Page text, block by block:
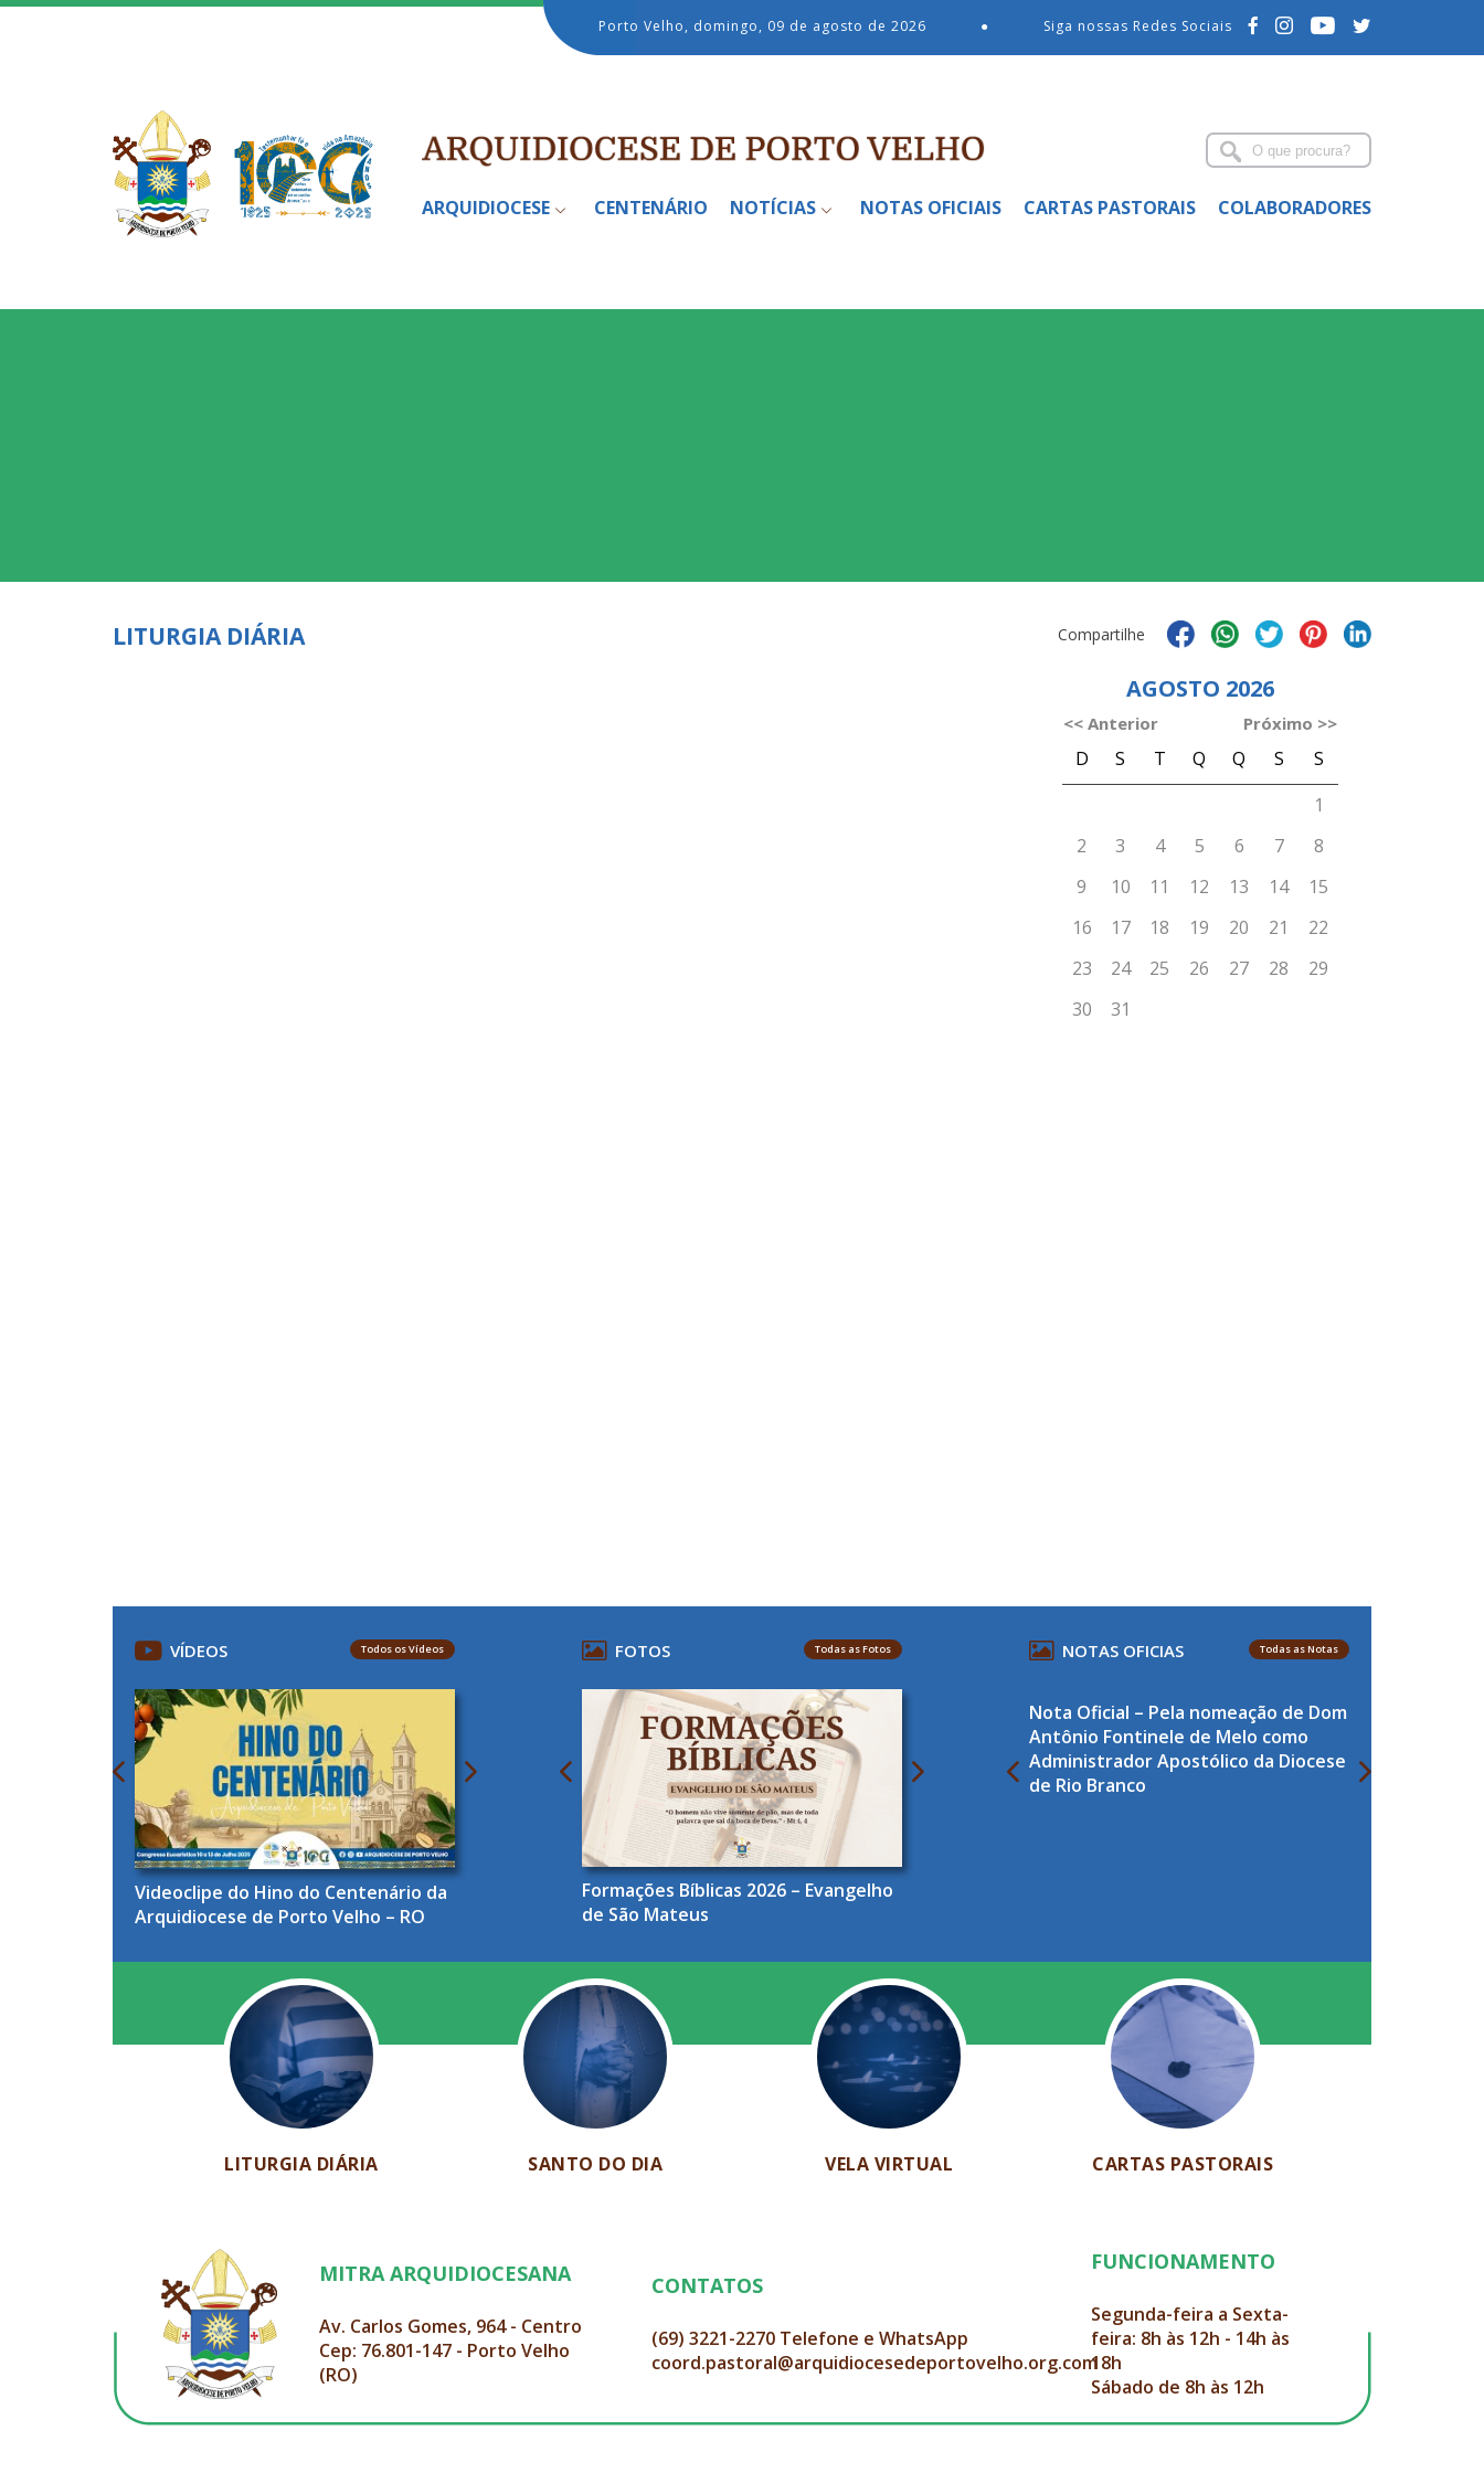
Porto Velho, domingo, 09 de agosto de 2026 ● Siga nossas Redes Sociais
ARQUIDIOCESE CENTENÁRIO NOTÍCIAS NOTAS OFICIAIS CARTAS PASTORAIS COLABORADORES
LITURGIA DIÁRIA Compartilhe
VÍDEOS Todos os Vídeos
Videoclipe do Hino do Centenário da
Arquidiocese de Porto Velho – RO
FOTOS Todas as Fotos
Formações Bíblicas 2026 – Evangelho
de São Mateus
NOTAS OFICIAS Todas as Notas
Nota Oficial – Pela nomeação de Dom
Antônio Fontinele de Melo como
Administrador Apostólico da Diocese
de Rio Branco
LITURGIA DIÁRIA SANTO DO DIA VELA VIRTUAL CARTAS PASTORAIS
MITRA ARQUIDIOCESANA
Av. Carlos Gomes, 964 - Centro
Cep: 76.801-147 - Porto Velho
(RO)
CONTATOS
(69) 3221-2270 Telefone e WhatsApp
coord.pastoral@arquidiocesedeportovelho.org.com
FUNCIONAMENTO
Segunda-feira a Sexta-
feira: 8h às 12h - 14h às
18h
Sábado de 8h às 12h